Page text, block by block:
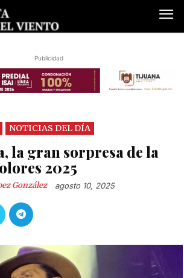
Publicidad
NOTICIAS DEL DÍA
la gran sorpresa de la
2025
González agosto 10, 2025